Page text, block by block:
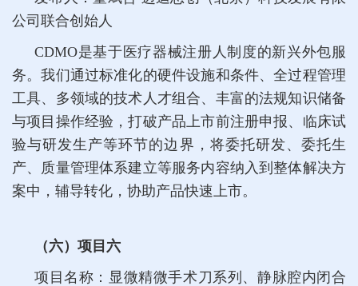
公司联合创始人
CDMO是基于医疗器械注册人制度的新兴外包服
务。我们通过标准化的硬件设施和条件、全过程管理
工具、多领域的技术人才组合、丰富的法规知识储备
与项目操作经验，打破产品上市前注册申报、临床试
验与研发生产等环节的边界，将委托研发、委托生
产、质量管理体系建立等服务内容纳入到整体解决方
案中，辅导转化，协助产品快速上市。
（六）项目六
项目名称：显微精微手术刀系列、静脉腔内闭合